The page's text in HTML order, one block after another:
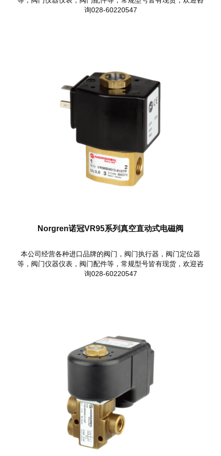
询028-60220547
Norgren诺冠VR95系列真空直动式电磁阀
本公司经营各种进口品牌的阀门，阀门执行器，阀门定位器
等，阀门仪器仪表，阀门配件等，常规型号皆有现货，欢迎咨
询028-60220547